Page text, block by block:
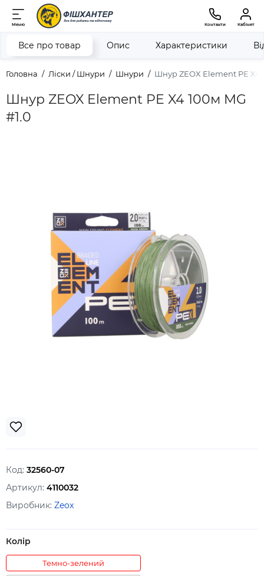
Меню Контакти Кабінет
Головна Ліски / Шнури Шнури Шнур ZEOX Element PE X4
Шнур ZEOX Element PE X4 100м MG
#1.0
Все про товар Опис Характеристики
Код: 32560-07
Артикул: 4110032
Виробник: Zeox
Колір
Темно-зелений